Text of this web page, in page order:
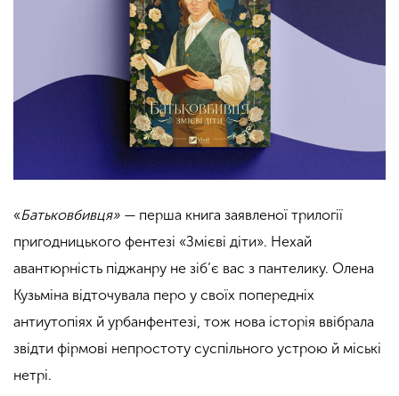
«Батьковбивця» — перша книга заявленої трилогії
пригодницького фентезі «Змієві діти». Нехай
авантюрність піджанру не зіб’є вас з пантелику. Олена
Кузьміна відточувала перо у своїх попередніх
антиутопіях й урбанфентезі, тож нова історія ввібрала
звідти фірмові непростоту суспільного устрою й міські
нетрі.